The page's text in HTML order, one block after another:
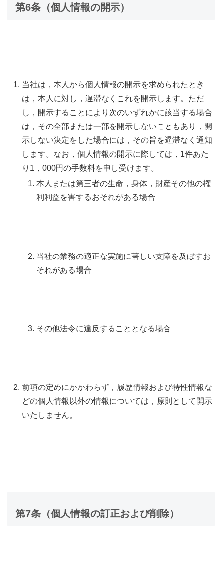
第6条（個人情報の開示）
当社は，本人から個人情報の開示を求められたとき
は，本人に対し，遅滞なくこれを開示します。ただ
し，開示することにより次のいずれかに該当する場合
は，その全部または一部を開示しないこともあり，開
示しない決定をした場合には，その旨を遅滞なく通知
します。なお，個人情報の開示に際しては，1件あた
り1，000円の手数料を申し受けます。
本人または第三者の生命，身体，財産その他の権
利利益を害するおそれがある場合
当社の業務の適正な実施に著しい支障を及ぼすお
それがある場合
その他法令に違反することとなる場合
前項の定めにかかわらず，履歴情報および特性情報な
どの個人情報以外の情報については，原則として開示
いたしません。
第7条（個人情報の訂正および削除）